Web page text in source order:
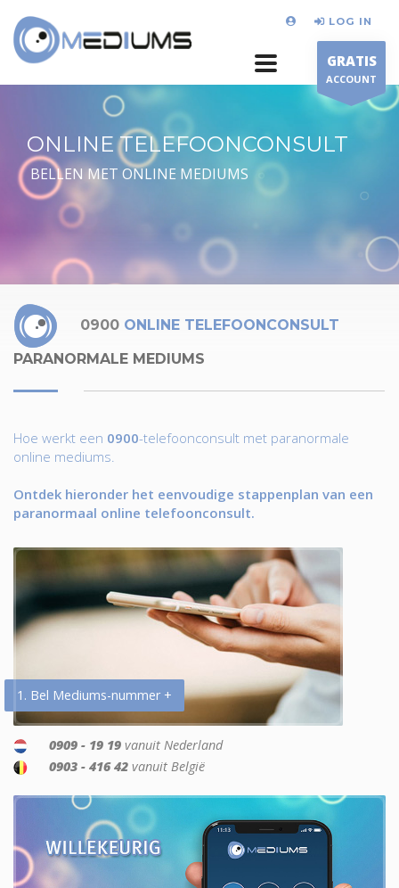
LOG IN
GRATIS
ACCOUNT
ONLINE TELEFOONCONSULT
BELLEN MET ONLINE MEDIUMS
0900 ONLINE TELEFOONCONSULT
PARANORMALE MEDIUMS
Hoe werkt een 0900-telefoonconsult met paranormale
online mediums.
Ontdek hieronder het eenvoudige stappenplan van een
paranormaal online telefoonconsult.
1. Bel Mediums-nummer +
0909 - 19 19 vanuit Nederland
0903 - 416 42 vanuit België